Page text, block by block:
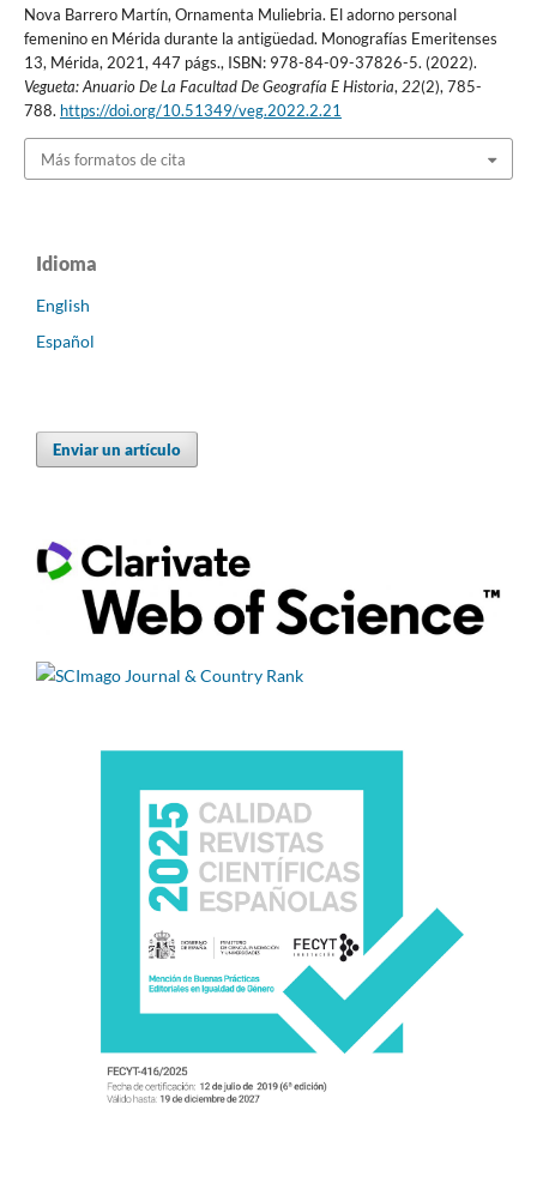
Nova Barrero Martín, Ornamenta Muliebria. El adorno personal
femenino en Mérida durante la antigüedad. Monografías Emeritenses
13, Mérida, 2021, 447 págs., ISBN: 978-84-09-37826-5. (2022).
Vegueta: Anuario De La Facultad De Geografía E Historia,22(2), 785-
788. https://doi.org/10.51349/veg.2022.2.21
Más formatos de cita
Idioma
English
Español
Enviar un artículo